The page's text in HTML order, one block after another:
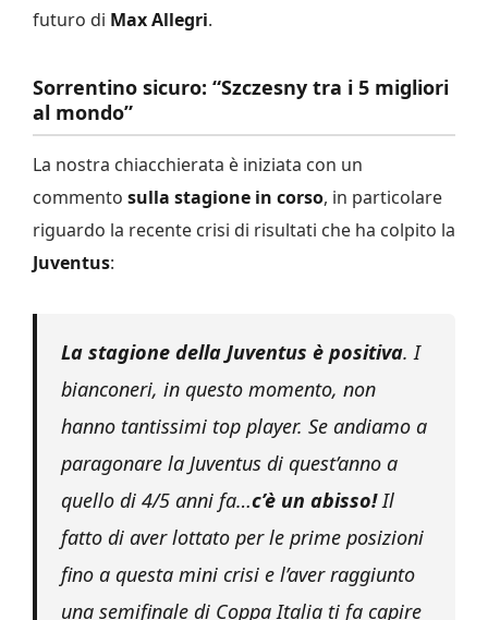
futuro di Max Allegri.
Sorrentino sicuro: “Szczesny tra i 5 migliori
al mondo”
La nostra chiacchierata è iniziata con un
commento sulla stagione in corso, in particolare
riguardo la recente crisi di risultati che ha colpito la
Juventus:
La stagione della Juventus è positiva. I
bianconeri, in questo momento, non
hanno tantissimi top player. Se andiamo a
paragonare la Juventus di quest’anno a
quello di 4/5 anni fa…c’è un abisso!Il
fatto di aver lottato per le prime posizioni
fino a questa mini crisi e l’aver raggiunto
una semifinale di Coppa Italia ti fa capire